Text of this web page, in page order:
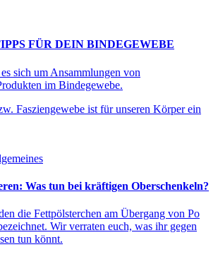
FÜR DEIN BINDEGEWEBE
sich um Ansammlungen von
im Bindegewebe.
Fasziengewebe ist für unseren Körper ein
Was tun bei kräftigen Oberschenkeln?
die Fettpölsterchen am Übergang von Po
Wir verraten euch, was ihr gegen
tun könnt.